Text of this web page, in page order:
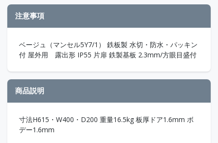
注意事項
ベージュ（マンセル5Y7/1） 鉄板製 水切・防水・パッキン
付 屋外用 露出形 IP55 片扉 鉄製基板 2.3mm/方眼目盛付
商品説明
寸法H615・W400・D200 重量16.5kg 板厚ドア1.6mm ボ
デー1.6mm